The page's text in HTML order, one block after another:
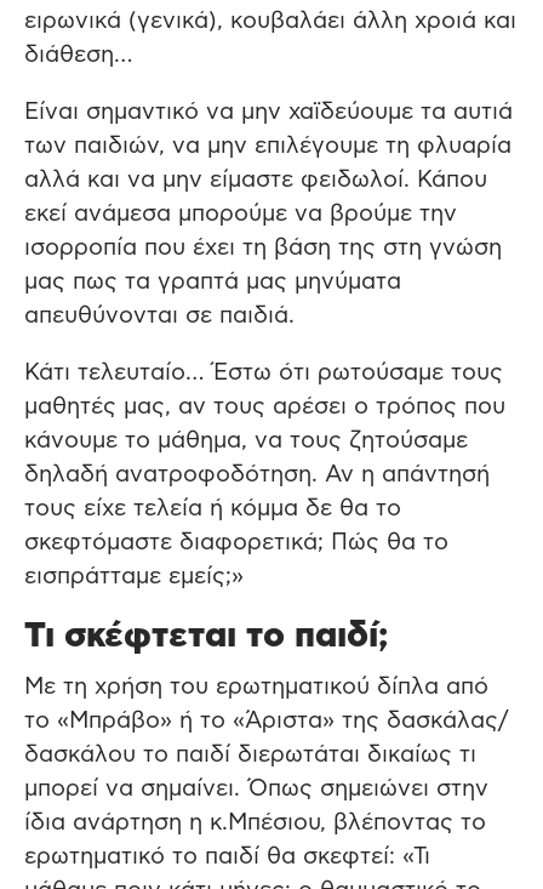
ειρωνικά (γενικά), κουβαλάει άλλη χροιά και
διάθεση…
Είναι σημαντικό να μην χαϊδεύουμε τα αυτιά
των παιδιών, να μην επιλέγουμε τη φλυαρία
αλλά και να μην είμαστε φειδωλοί. Κάπου
εκεί ανάμεσα μπορούμε να βρούμε την
ισορροπία που έχει τη βάση της στη γνώση
μας πως τα γραπτά μας μηνύματα
απευθύνονται σε παιδιά.
Κάτι τελευταίο… Έστω ότι ρωτούσαμε τους
μαθητές μας, αν τους αρέσει ο τρόπος που
κάνουμε το μάθημα, να τους ζητούσαμε
δηλαδή ανατροφοδότηση. Αν η απάντησή
τους είχε τελεία ή κόμμα δε θα το
σκεφτόμαστε διαφορετικά; Πώς θα το
εισπράτταμε εμείς;»
Τι σκέφτεται το παιδί;
Με τη χρήση του ερωτηματικού δίπλα από
το «Μπράβο» ή το «Άριστα» της δασκάλας/
δασκάλου το παιδί διερωτάται δικαίως τι
μπορεί να σημαίνει. Όπως σημειώνει στην
ίδια ανάρτηση η κ.Μπέσιου, βλέποντας το
ερωτηματικό το παιδί θα σκεφτεί: «Τι